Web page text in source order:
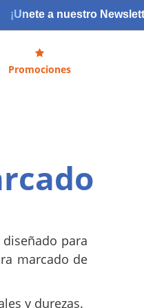
¡Unete a nuestro
Promociones
para
marcado de
y durezas.